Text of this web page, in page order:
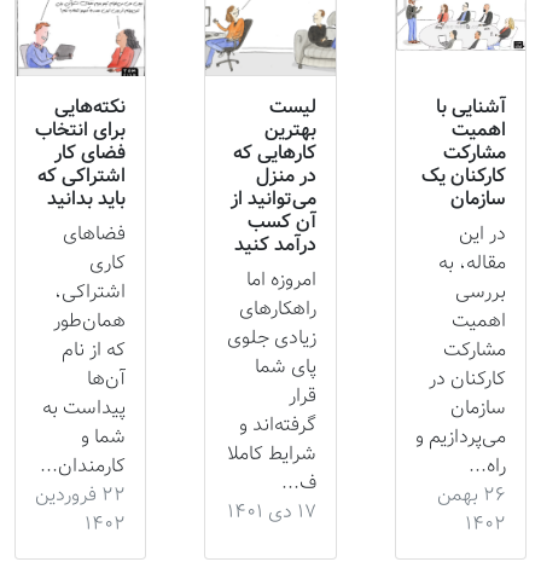
آشنایی با
اهمیت
مشارکت
کارکنان یک
سازمان
در این
مقاله، به
بررسی
اهمیت
مشارکت
کارکنان در
سازمان
می‌پردازیم و
راه...
۲۶ بهمن
۱۴۰۲
لیست
بهترین
کارهایی که
در منزل
می‌توانید از
آن‌ کسب
درآمد کنید
امروزه اما
راهکارهای
زیادی جلوی
پای شما
قرار
گرفته‌اند و
شرایط کاملا
ف...
۱۷ دی ۱۴۰۱
نکته‌هایی
برای انتخاب
فضای کار
اشتراکی که
باید بدانید
فضاهای
کاری
اشتراکی،
همان‌طور
که از نام
آن‌ها
پیداست به
شما و
کارمندان...
۲۲ فروردین
۱۴۰۲